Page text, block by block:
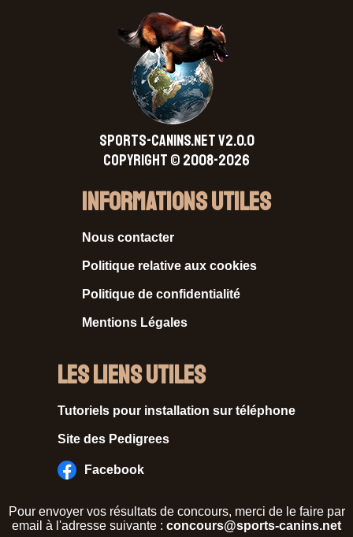
SPORTS-CANINS.NET V2.0.0
Copyright © 2008-2026
Informations Utiles
Nous contacter
Politique relative aux cookies
Politique de confidentialité
Mentions Légales
Les liens utiles
Tutoriels pour installation sur téléphone
Site des Pedigrees
Facebook
Pour envoyer vos résultats de concours, merci de le faire par
email à l'adresse suivante : concours@sports-canins.net